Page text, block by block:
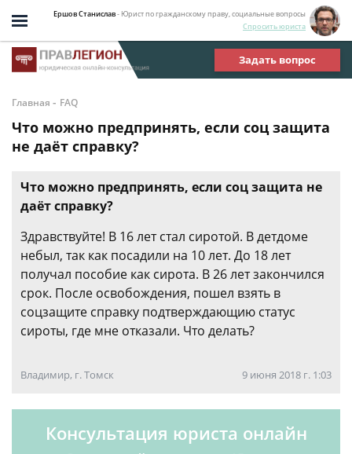
Ершов Станислав- Юрист по гражданскому праву, социальные вопросы
Спросить юриста
Задать вопрос
Главная - FAQ
Что можно предпринять, если соц защита
не даёт справку?
Что можно предпринять, если соц защита не
даёт справку?
Здравствуйте! В 16 лет стал сиротой. В детдоме
небыл, так как посадили на 10 лет. До 18 лет
получал пособие как сирота. В 26 лет закончился
срок. После освобождения, пошел взять в
соцзащите справку подтверждающию статус
сироты, где мне отказали. Что делать?
Владимир, г. Томск 9 июня 2018 г. 1:03
Консультация юриста онлайн